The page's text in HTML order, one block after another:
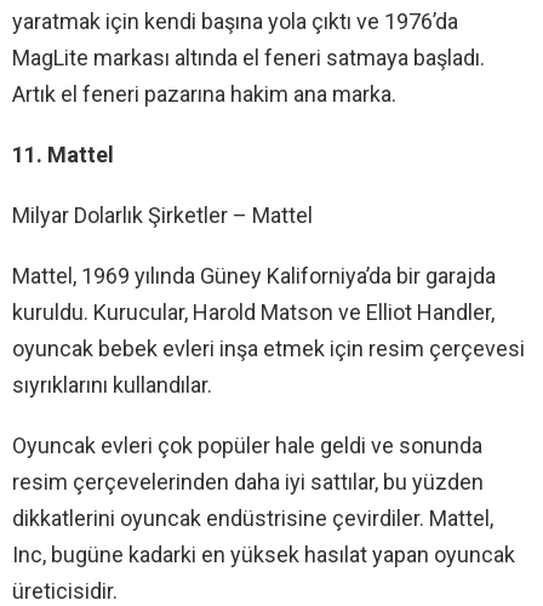
yaratmak için kendi başına yola çıktı ve 1976’da
MagLite markası altında el feneri satmaya başladı.
Artık el feneri pazarına hakim ana marka.
11. Mattel
Milyar Dolarlık Şirketler – Mattel
Mattel, 1969 yılında Güney Kaliforniya’da bir garajda
kuruldu. Kurucular, Harold Matson ve Elliot Handler,
oyuncak bebek evleri inşa etmek için resim çerçevesi
sıyrıklarını kullandılar.
Oyuncak evleri çok popüler hale geldi ve sonunda
resim çerçevelerinden daha iyi sattılar, bu yüzden
dikkatlerini oyuncak endüstrisine çevirdiler. Mattel,
Inc, bugüne kadarki en yüksek hasılat yapan oyuncak
üreticisidir.